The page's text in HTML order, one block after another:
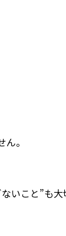
。
いこと”も大